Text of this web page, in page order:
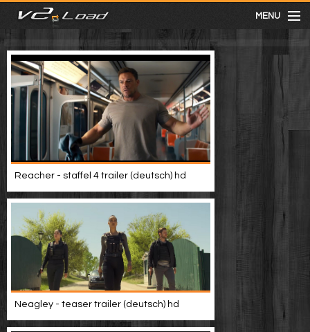
MENU
meist gesehen
neuste
kategorien
Menu
mit facebook anmelden
Informationen
Video suchen
Reacher - staffel 4 trailer (deutsch) hd
Neagley - teaser trailer (deutsch) hd